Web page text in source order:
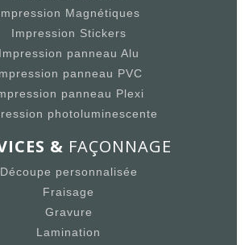
Magnétiques
Impression Stickers
Impression panneau Alu
panneau PVC
panneau Plexi
photoluminescente
& FAÇONNAGE
Découpe personnalisée
Fraisage
Gravure
Lamination